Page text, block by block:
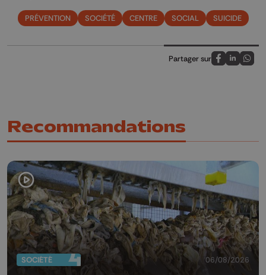
PRÉVENTION SOCIÉTÉ CENTRE SOCIAL SUICIDE
Partager sur
Partagez sur
Partagez
Recommandations
SOCIÉTÉ 06/08/2026